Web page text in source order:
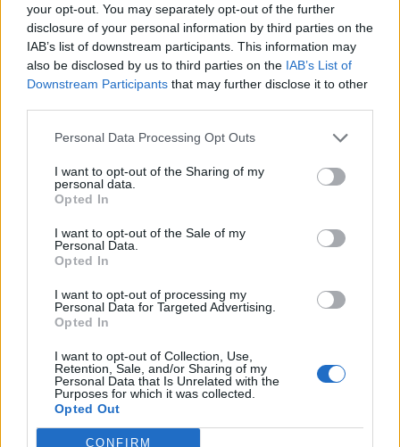
your opt-out. You may separately opt-out of the further
disclosure of your personal information by third parties on the
IAB’s list of downstream participants. This information may
also be disclosed by us to third parties on the IAB’s List of
Downstream Participants that may further disclose it to other
Personal Data Processing Opt Outs
I want to opt-out of the Sharing of my
personal data.
Opted In
I want to opt-out of the Sale of my
Personal Data.
Opted In
I want to opt-out of processing my
Personal Data for Targeted Advertising.
Opted In
I want to opt-out of Collection, Use,
Retention, Sale, and/or Sharing of my
Personal Data that Is Unrelated with the
Purposes for which it was collected.
Opted Out
CONFIRM
Il materiale (testo, foto e video) consultabile in questo portale è di nostra proprietà.
Alcune foto (screenshot) ed articoli presenti su "Calciomercato Magazine" sono in parte
giunti da internet, in quanto arrivati alla nostra attenzione attraverso regolari
comunicati stampa con immagini e testi allegati ed autorizzati alla pubblicazione, e